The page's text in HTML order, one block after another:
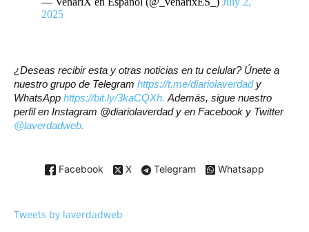
2025
¿Deseas recibir esta y otras noticias en tu celular? Únete a
nuestro grupo de Telegram https://t.me/diariolaverdady
WhatsApp https://bit.ly/3kaCQXh. Además, sigue nuestro
perfil en Instagram @diariolaverdad y en Facebook y Twitter
@laverdadweb.
Facebook X Telegram Whatsapp
Tweets by laverdadweb